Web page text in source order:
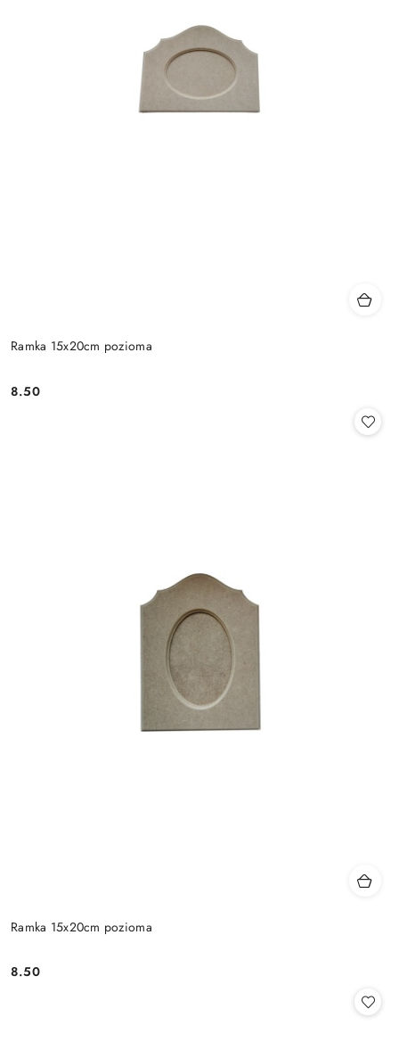
Ramka 15x20cm pozioma
Cena:
8.50
Ramka 15x20cm pozioma
Cena:
8.50